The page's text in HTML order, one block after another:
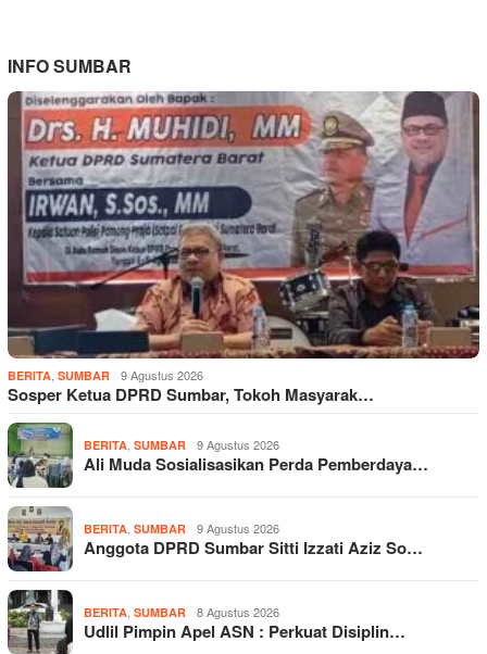
INFO SUMBAR
BERITA, SUMBAR 9 Agustus 2026
Sosper Ketua DPRD Sumbar, Tokoh Masyarak…
BERITA, SUMBAR 9 Agustus 2026
Ali Muda Sosialisasikan Perda Pemberdaya…
BERITA, SUMBAR 9 Agustus 2026
Anggota DPRD Sumbar Sitti Izzati Aziz So…
BERITA, SUMBAR 8 Agustus 2026
Udlil Pimpin Apel ASN : Perkuat Disiplin…